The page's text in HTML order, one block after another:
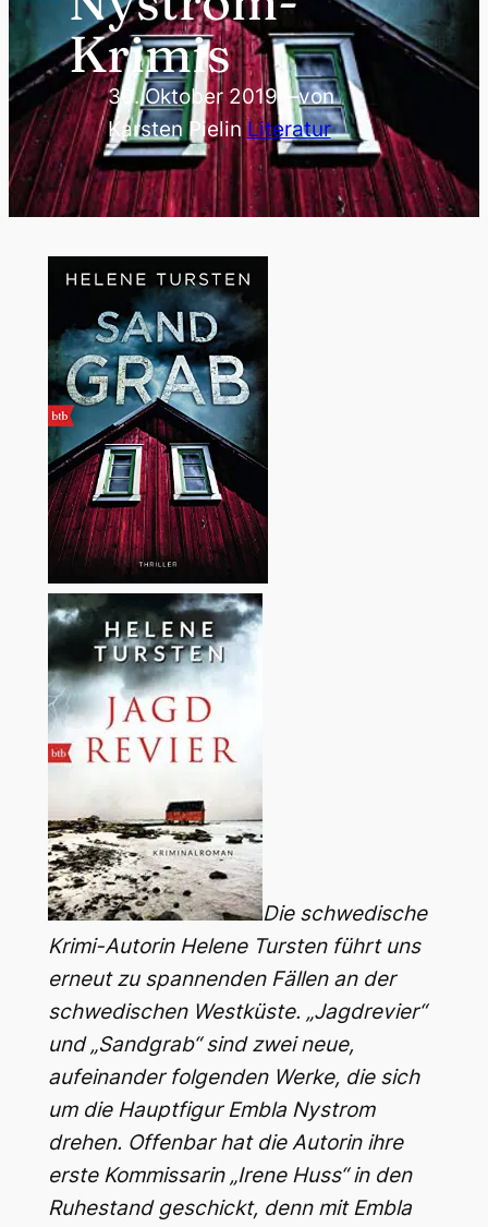
Krimis
30. Oktober 2019—von
Karsten Pielin Literatur
Die schwedische
Krimi-Autorin Helene Tursten führt uns
erneut zu spannenden Fällen an der
schwedischen Westküste. „Jagdrevier“
und „Sandgrab“ sind zwei neue,
aufeinander folgenden Werke, die sich
um die Hauptfigur Embla Nystrom
drehen. Offenbar hat die Autorin ihre
erste Kommissarin „Irene Huss“ in den
Ruhestand geschickt, denn mit Embla